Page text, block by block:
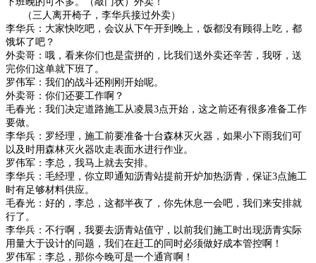
（三人离开椅子，李华兵接过外卖）
李华兵：大家快吃吧，会议从下午开到晚上，饭都没有顾得上吃，都
饿坏了吧？
外卖哥：哦，看来你们也是蛮拼的，比我们送外卖还辛苦，我呀，送
完你们这单就下班了。
罗伟军：我们的战斗还刚刚开始呢。
外卖哥：你们还要工作啊？
毛春光：我们决定道路施工从凌晨3点开始，这之前还有很多准备工作
要做。
李华兵：罗经理，施工前要准备十台森林灭火器，如果小下雨我们可
以及时用森林灭火器吹走表面水进行作业。
罗伟军：李总，我马上就去安排。
李华兵：毛经理，你立即通知沥青站提前开炉加热沥青，保证3点施工
时有足够材料供应。
毛春光：好的，李总，这都半夜了，你先休息一会吧，我们来安排就
行了。
李华兵：不行啊，我要去沥青站值守，以前我们施工时出现沥青实际
用量大于设计的问题，我们在赶工的同时必须做好成本管控啊！
罗伟军：李总，那你今晚可是一个通宵啊！